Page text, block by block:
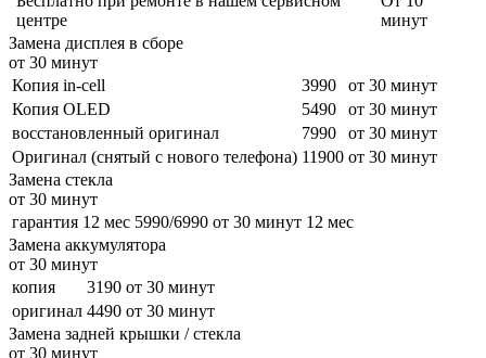
центре
минут
Замена дисплея в сборе
от 30 минут
Копия in-cell
3990
от 30 минут
Копия OLED
5490
от 30 минут
восстановленный оригинал
7990
от 30 минут
Оригинал (снятый с нового телефона) 11900 от 30 минут
Замена стекла
от 30 минут
гарантия 12 мес 5990/6990 от 30 минут 12 мес
Замена аккумулятора
от 30 минут
копия
3190 от 30 минут
оригинал 4490 от 30 минут
Замена задней крышки / стекла
от 30 минут